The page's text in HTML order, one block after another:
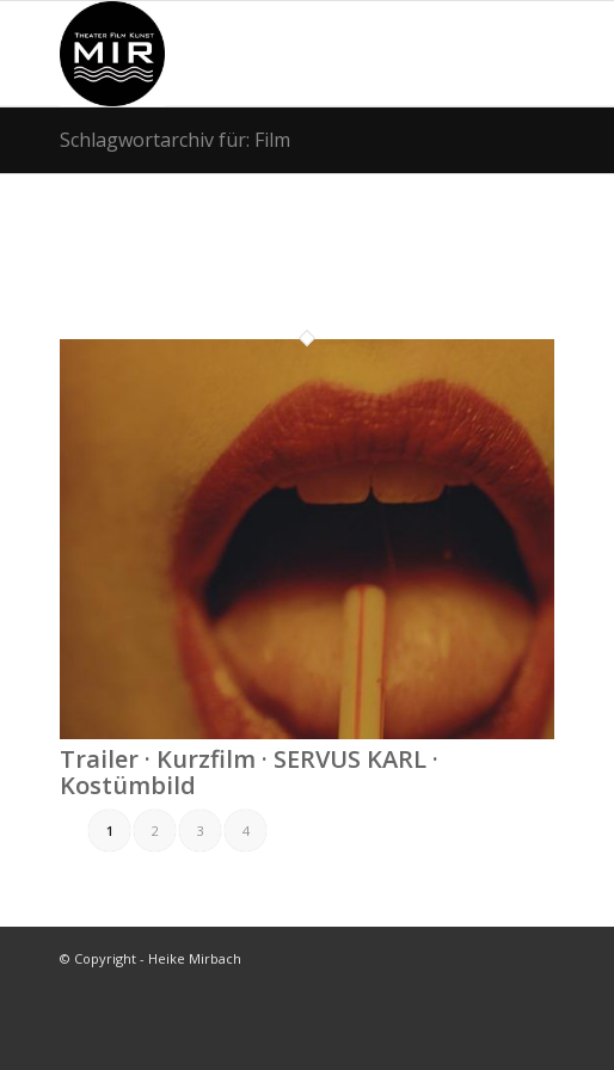
Schlagwortarchiv für: Film
Trailer · Kurzfilm · SERVUS KARL ·
Kostümbild
1 2 3 4
© Copyright - Heike Mirbach